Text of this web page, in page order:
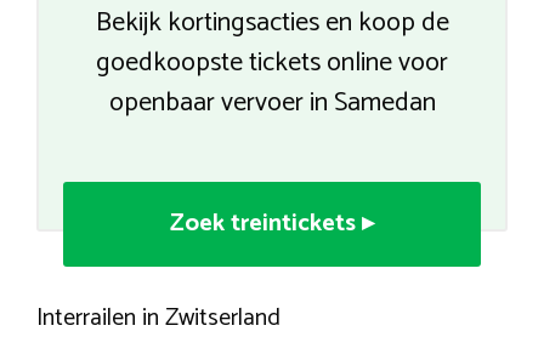
Bekijk kortingsacties en koop de
goedkoopste tickets online voor
openbaar vervoer in Samedan
Zoek treintickets ▸
Interrailen in Zwitserland